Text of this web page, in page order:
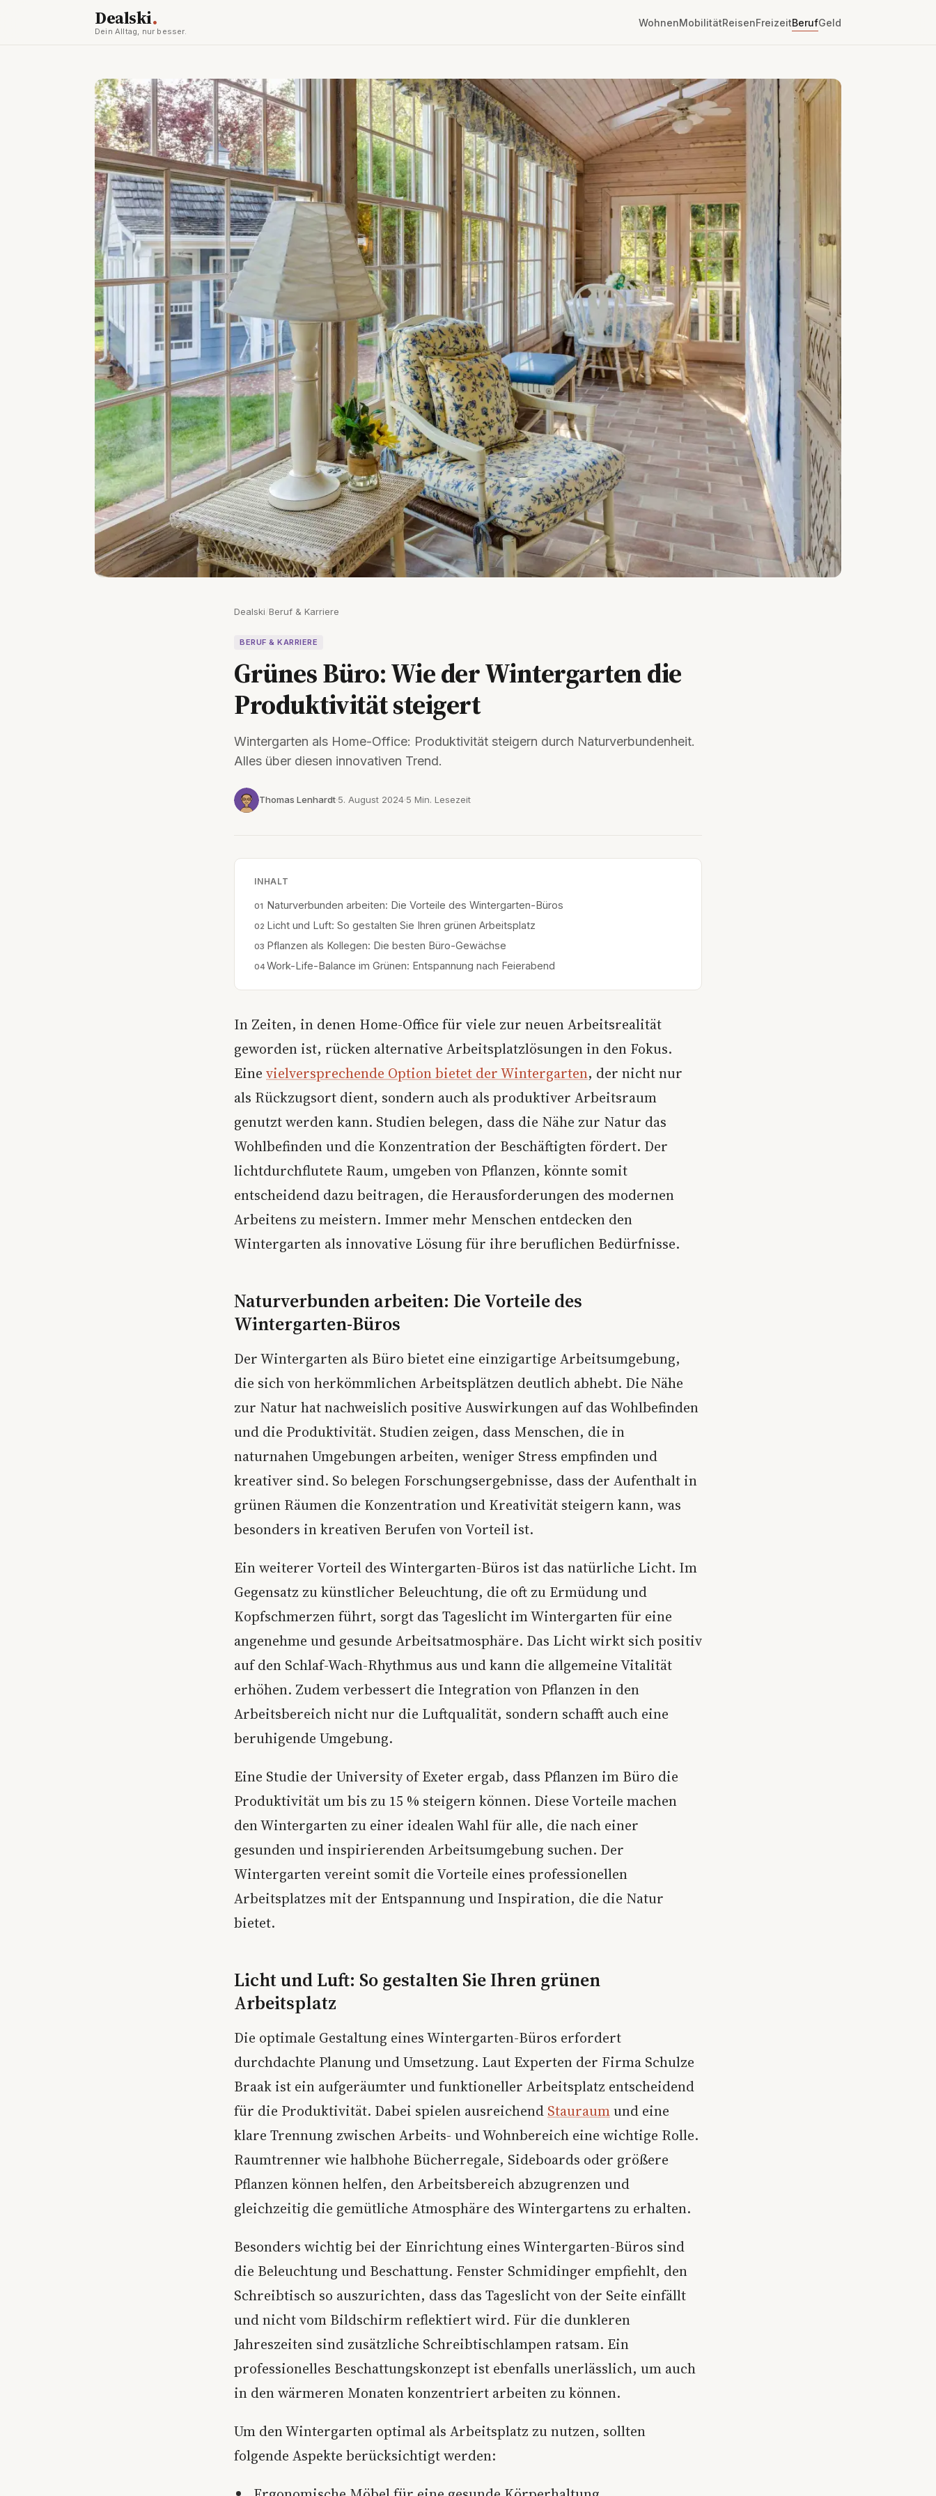
Dealski.
Dein Alltag, nur besser.
WohnenMobilitätReisenFreizeitBerufGeld
Dealski Beruf & Karriere
BERUF & KARRIERE
Grünes Büro: Wie der Wintergarten die
Produktivität steigert
Wintergarten als Home-Office: Produktivität steigern durch Naturverbundenheit.
Alles über diesen innovativen Trend.
Thomas Lenhardt 5. August 2024 5 Min. Lesezeit
INHALT
Naturverbunden arbeiten: Die Vorteile des Wintergarten-Büros
Licht und Luft: So gestalten Sie Ihren grünen Arbeitsplatz
Pflanzen als Kollegen: Die besten Büro-Gewächse
Work-Life-Balance im Grünen: Entspannung nach Feierabend
In Zeiten, in denen Home-Office für viele zur neuen Arbeitsrealität
geworden ist, rücken alternative Arbeitsplatzlösungen in den Fokus.
Eine vielversprechende Option bietet der Wintergarten, der nicht nur
als Rückzugsort dient, sondern auch als produktiver Arbeitsraum
genutzt werden kann. Studien belegen, dass die Nähe zur Natur das
Wohlbefinden und die Konzentration der Beschäftigten fördert. Der
lichtdurchflutete Raum, umgeben von Pflanzen, könnte somit
entscheidend dazu beitragen, die Herausforderungen des modernen
Arbeitens zu meistern. Immer mehr Menschen entdecken den
Wintergarten als innovative Lösung für ihre beruflichen Bedürfnisse.
Naturverbunden arbeiten: Die Vorteile des
Wintergarten-Büros
Der Wintergarten als Büro bietet eine einzigartige Arbeitsumgebung,
die sich von herkömmlichen Arbeitsplätzen deutlich abhebt. Die Nähe
zur Natur hat nachweislich positive Auswirkungen auf das Wohlbefinden
und die Produktivität. Studien zeigen, dass Menschen, die in
naturnahen Umgebungen arbeiten, weniger Stress empfinden und
kreativer sind. So belegen Forschungsergebnisse, dass der Aufenthalt in
grünen Räumen die Konzentration und Kreativität steigern kann, was
besonders in kreativen Berufen von Vorteil ist.
Ein weiterer Vorteil des Wintergarten-Büros ist das natürliche Licht. Im
Gegensatz zu künstlicher Beleuchtung, die oft zu Ermüdung und
Kopfschmerzen führt, sorgt das Tageslicht im Wintergarten für eine
angenehme und gesunde Arbeitsatmosphäre. Das Licht wirkt sich positiv
auf den Schlaf-Wach-Rhythmus aus und kann die allgemeine Vitalität
erhöhen. Zudem verbessert die Integration von Pflanzen in den
Arbeitsbereich nicht nur die Luftqualität, sondern schafft auch eine
beruhigende Umgebung.
Eine Studie der University of Exeter ergab, dass Pflanzen im Büro die
Produktivität um bis zu 15 % steigern können. Diese Vorteile machen
den Wintergarten zu einer idealen Wahl für alle, die nach einer
gesunden und inspirierenden Arbeitsumgebung suchen. Der
Wintergarten vereint somit die Vorteile eines professionellen
Arbeitsplatzes mit der Entspannung und Inspiration, die die Natur
bietet.
Licht und Luft: So gestalten Sie Ihren grünen
Arbeitsplatz
Die optimale Gestaltung eines Wintergarten-Büros erfordert
durchdachte Planung und Umsetzung. Laut Experten der Firma Schulze
Braak ist ein aufgeräumter und funktioneller Arbeitsplatz entscheidend
für die Produktivität. Dabei spielen ausreichend Stauraumund eine
klare Trennung zwischen Arbeits- und Wohnbereich eine wichtige Rolle.
Raumtrenner wie halbhohe Bücherregale, Sideboards oder größere
Pflanzen können helfen, den Arbeitsbereich abzugrenzen und
gleichzeitig die gemütliche Atmosphäre des Wintergartens zu erhalten.
Besonders wichtig bei der Einrichtung eines Wintergarten-Büros sind
die Beleuchtung und Beschattung. Fenster Schmidinger empfiehlt, den
Schreibtisch so auszurichten, dass das Tageslicht von der Seite einfällt
und nicht vom Bildschirm reflektiert wird. Für die dunkleren
Jahreszeiten sind zusätzliche Schreibtischlampen ratsam. Ein
professionelles Beschattungskonzept ist ebenfalls unerlässlich, um auch
in den wärmeren Monaten konzentriert arbeiten zu können.
Um den Wintergarten optimal als Arbeitsplatz zu nutzen, sollten
folgende Aspekte berücksichtigt werden: